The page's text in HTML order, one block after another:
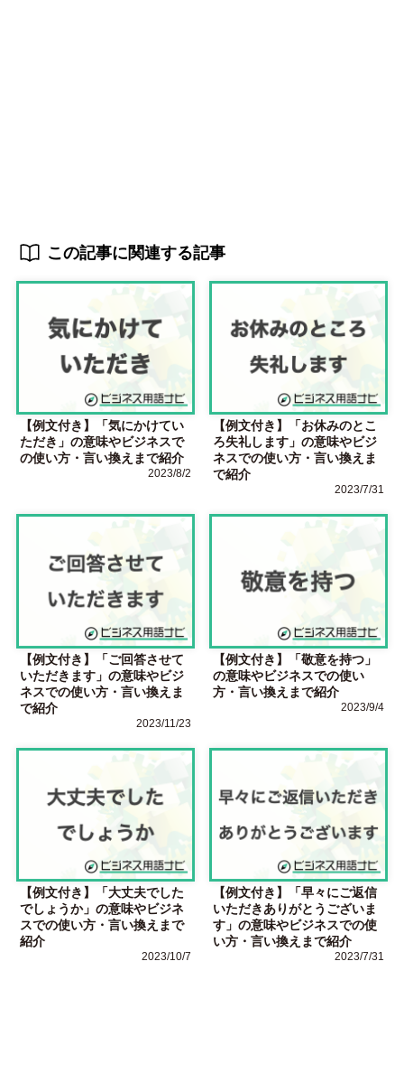
この記事に関連する記事
【例文付き】「気にかけてい
ただき」の意味やビジネスで
の使い方・言い換えまで紹介
2023/8/2
【例文付き】「お休みのとこ
ろ失礼します」の意味やビジ
ネスでの使い方・言い換えま
で紹介
2023/7/31
【例文付き】「ご回答させて
いただきます」の意味やビジ
ネスでの使い方・言い換えま
で紹介
2023/11/23
【例文付き】「敬意を持つ」
の意味やビジネスでの使い
方・言い換えまで紹介
2023/9/4
【例文付き】「大丈夫でした
でしょうか」の意味やビジネ
スでの使い方・言い換えまで
紹介
2023/10/7
【例文付き】「早々にご返信
いただきありがとうございま
す」の意味やビジネスでの使
い方・言い換えまで紹介
2023/7/31